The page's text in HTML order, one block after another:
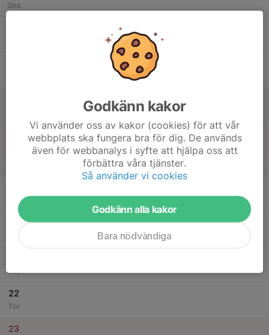
Ons
v.25
Mån
Ons
22
Tor
23
Godkänn kakor
Vi använder oss av kakor (cookies) för att vår
webbplats ska fungera bra för dig. De används
även för webbanalys i syfte att hjälpa oss att
förbättra våra tjänster.
Så använder vi cookies
Godkänn alla kakor
Bara nödvändiga